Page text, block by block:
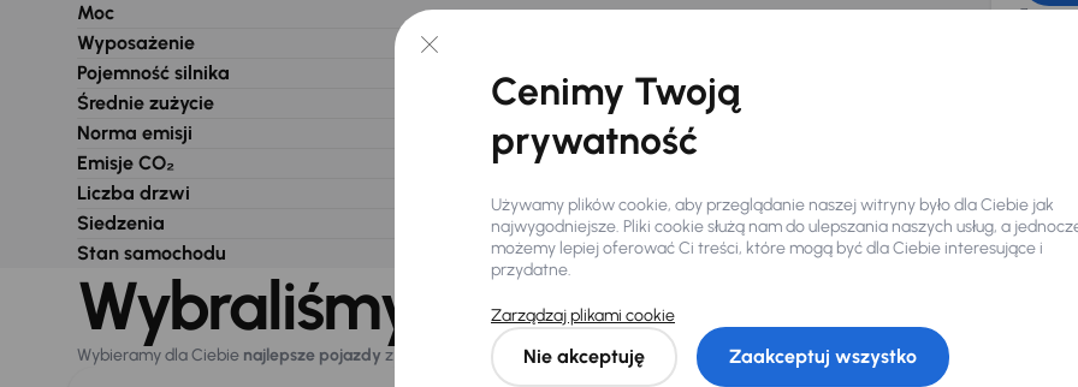
Moc
Wyposażenie
Pojemność silnika
Średnie zużycie
Norma emisji
Emisje CO₂
Liczba drzwi
Siedzenia
Stan samochodu
874/15,
Wybraliśmy dla Ciebie
Wybieramy dla Ciebie najlepsze pojazdy z naszej oferty. Kupimy dla Ciebiedo 400 pojazdówkażdego dnia.
Cenimy Twoją
prywatność
Używamy plików cookie, aby przeglądanie naszej witryny było dla Ciebie jak
najwygodniejsze. Pliki cookie służą nam do ulepszania naszych usług, a
możemy lepiej oferować Ci treści, które mogą być dla Ciebie interesujące i
przydatne.
Zarządzaj plikami cookie
Nie akceptuję Zaakceptuj wszystko